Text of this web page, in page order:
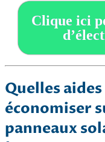
Clique ici
Quelles
économiser
panneaux